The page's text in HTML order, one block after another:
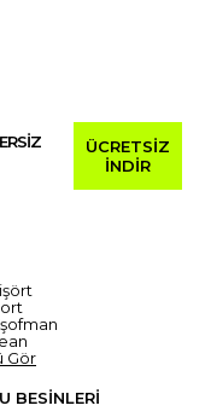
ÜCRETSİZ
İNDİR
Gör
BESİNLERİ